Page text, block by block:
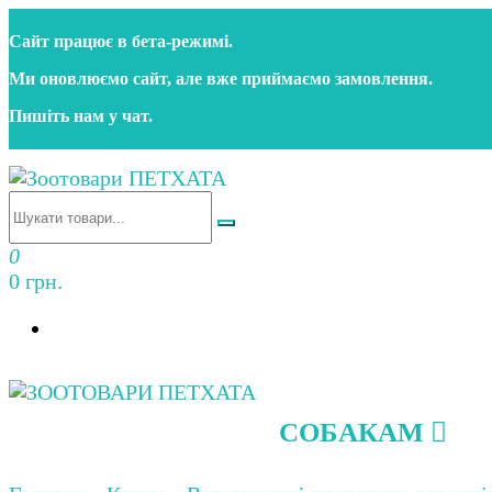
до
контенту
Сайт працює в бета‑режимі.
Ми оновлюємо сайт, але вже приймаємо замовлення.
Пишіть нам у чат.
Зоотовари ПЕТХАТА
Зоомагазин для собак та котів | Корм, іграшки,
0
0 грн.
Зоомагазин для собак та котів | Корм, іграшки,
СОБАКАМ